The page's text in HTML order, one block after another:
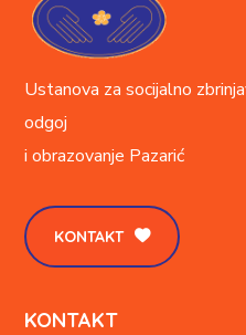
Ustanova za socijalno
odgoj
i obrazovanje Pazarić
KONTAKT
KONTAKT